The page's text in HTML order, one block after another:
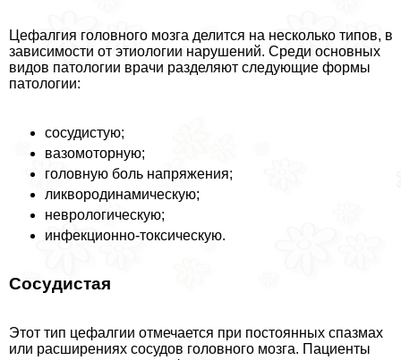
Цефалгия головного мозга делится на несколько типов, в
зависимости от этиологии нарушений. Среди основных
видов патологии врачи разделяют следующие формы
патологии:
сосудистую;
вазомоторную;
головную боль напряжения;
ликвородинамическую;
неврологическую;
инфекционно-токсическую.
Сосудистая
Этот тип цефалгии отмечается при постоянных спазмах
или расширениях сосудов головного мозга. Пациенты